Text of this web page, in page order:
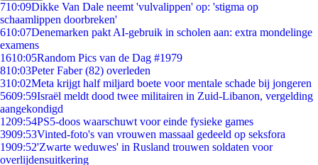
710:09Dikke Van Dale neemt 'vulvalippen' op: 'stigma op
schaamlippen doorbreken'
610:07Denemarken pakt AI-gebruik in scholen aan: extra mondelinge
examens
1610:05Random Pics van de Dag #1979
810:03Peter Faber (82) overleden
310:02Meta krijgt half miljard boete voor mentale schade bij jongeren
5609:59Israël meldt dood twee militairen in Zuid-Libanon, vergelding
aangekondigd
1209:54PS5-doos waarschuwt voor einde fysieke games
3909:53Vinted-foto's van vrouwen massaal gedeeld op seksfora
1909:52'Zwarte weduwes' in Rusland trouwen soldaten voor
overlijdensuitkering